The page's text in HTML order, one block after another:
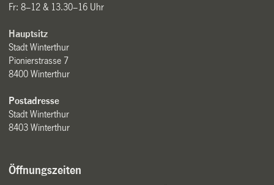
Fr: 8–12 & 13.30–16 Uhr
Hauptsitz
Stadt Winterthur
Pionierstrasse 7
8400 Winterthur
Postadresse
Stadt Winterthur
8403 Winterthur
Öffnungszeiten